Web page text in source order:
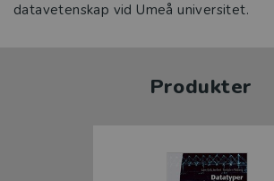
datavetenskap vid Umeå universitet.
Produkter